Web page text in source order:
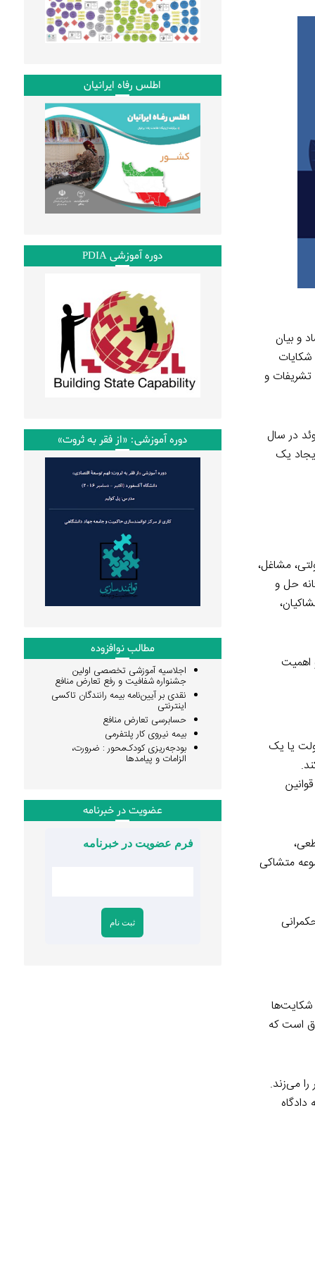
و بیان
و
در سال
یک
مشاغل،
حل و
اهمیت
یا یک
متشاکی
شکایت‌ها
است که
می‌زند.
اطلس رفاه ایرانیان
دوره آموزشی PDIA
دوره آموزشی: «از فقر به ثروت»
مطالب نوافزوده
اجلاسیه آموزشی تخصصی اولین
جشنواره شفافیت و رفع تعارض منافع
نقدی بر آیین‌نامه بیمه رانندگان تاکسی
اینترنتی
حسابرسی تعارض منافع
بیمه نیروی کار پلتفرمی
بودجه‌ریزی کودک‌محور : ضرورت،
الزامات و پیامدها
عضویت در خبرنامه
فرم عضویت در خبرنامه